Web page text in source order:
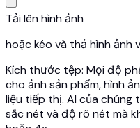
Tải lên hình ảnh
hoặc kéo và thả hình ảnh
Kích thước tệp: Mọi độ
cho ảnh sản phẩm, hình
liệu tiếp thị. AI của
sắc nét và độ rõ nét mà